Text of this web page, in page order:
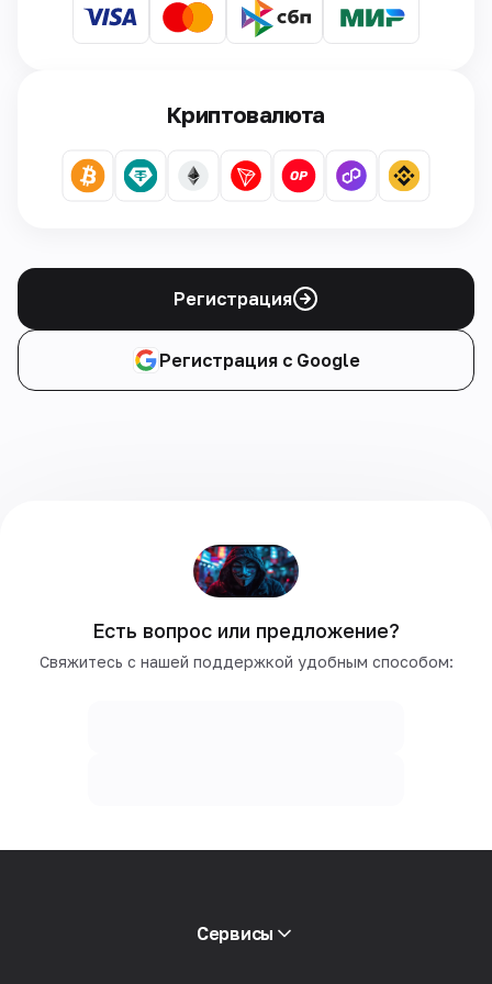
Криптовалюта
Регистрация
Регистрация с Google
Есть вопрос или предложение?
Свяжитесь с нашей поддержкой удобным способом:
Сервисы